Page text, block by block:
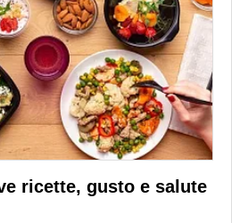
ricette, gusto e salute